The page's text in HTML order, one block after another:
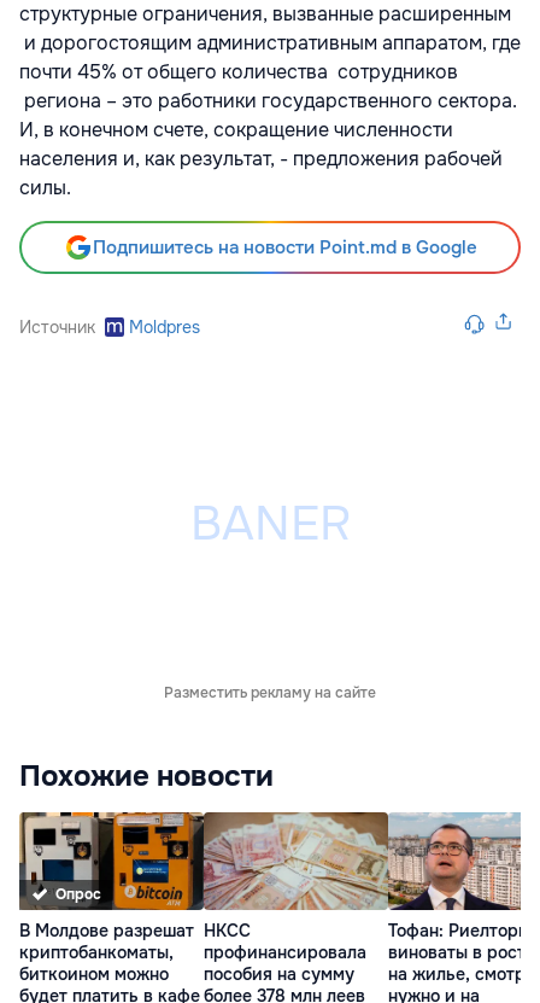
структурные ограничения, вызванные расширенным
и дорогостоящим административным аппаратом, где
почти 45% от общего количества сотрудников
региона – это работники государственного сектора.
И, в конечном счете, сокращение численности
населения и, как результат, - предложения рабочей
силы.
Подпишитесь на новости Point.md в Google
Источник Moldpres
Разместить рекламу на сайте
Похожие новости
Опрос
В Молдове разрешат
криптобанкоматы,
биткоином можно
будет платить в кафе
НКСС
профинансировала
пособия на сумму
более 378 млн леев
Тофан: Риелторы
виноваты в росте
на жилье,
нужно и на